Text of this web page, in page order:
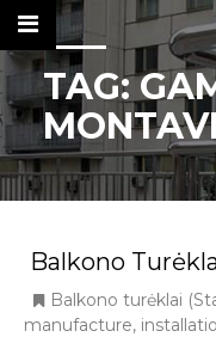
Metaliniai
Tel. nr.:
KONTAKTAI
DARBŲ KATALOGAS
TAG:
Balkono
Balkono turėklai
manufacture,